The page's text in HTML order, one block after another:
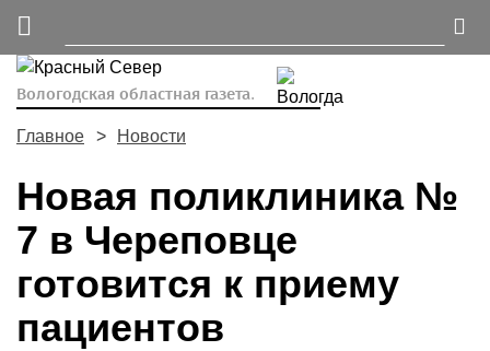
Вологодская областная газета.
Главное Новости
Новая поликлиника №
7 в Череповце
готовится к приему
пациентов